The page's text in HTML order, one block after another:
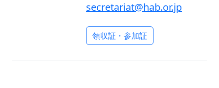
secretariat@hab.or.jp
領収証・参加証